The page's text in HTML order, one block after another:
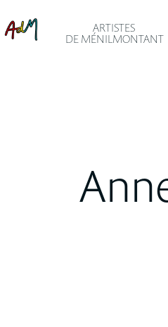
ARTISTES
DE MÉNILMONTANT